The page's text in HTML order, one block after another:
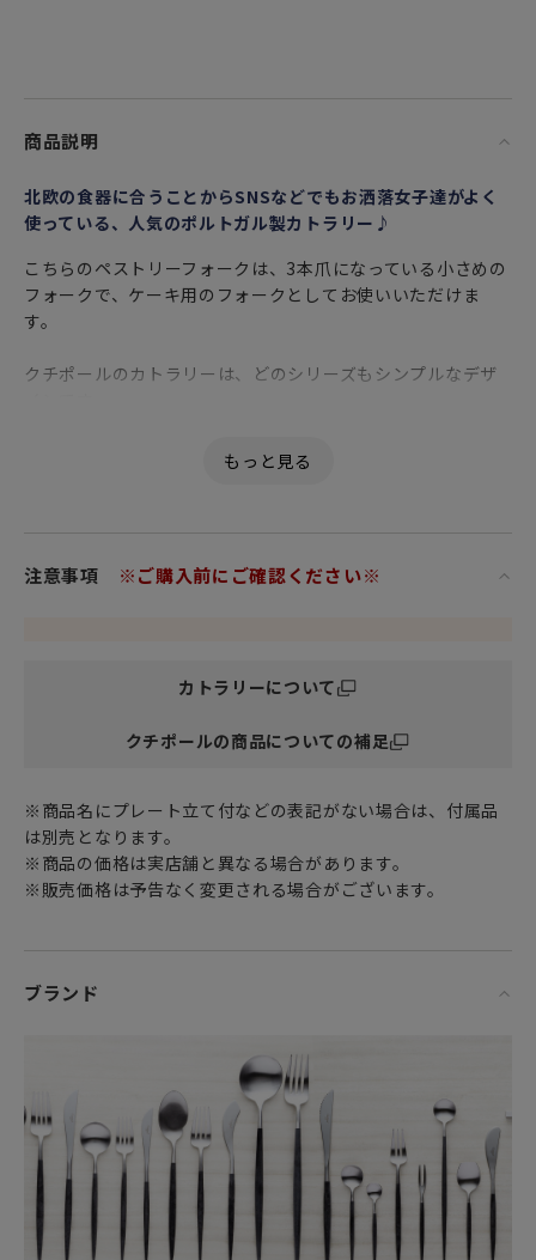
商品説明
北欧の食器に合うことからSNSなどでもお洒落女子達がよく
使っている、人気のポルトガル製カトラリー♪
こちらのペストリーフォークは、3本爪になっている小さめの
フォークで、ケーキ用のフォークとしてお使いいただけま
す。
クチポールのカトラリーは、どのシリーズもシンプルなデザ
こかナチュラルな空気感を漂わせています。
手に取ったときの軽さ、そして細さには誰もが驚いてしまい
れるラインと手作業ならではの独特なカッティングが施さ
れています。
で、手にした時にふとしたあたたかみが感じられます。
木製に比べると乾きが早く、お手入れが楽ちんなところも嬉
しいポイントです。
注意事項 ※ご購入前にご確認ください※
カトラリーについて
クチポールの商品についての補足
※商品名にプレート立て付などの表記がない場合は、付属品
は別売となります。
※商品の価格は実店舗と異なる場合があります。
※販売価格は予告なく変更される場合がございます。
ブランド